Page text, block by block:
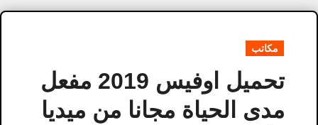
مكاتب
تحميل اوفيس 2019 مفعل
مدى الحياة مجانا من ميديا ​​